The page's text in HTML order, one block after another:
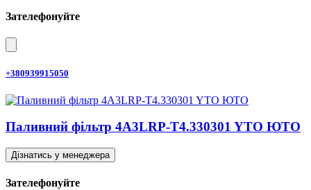
Зателефонуйте
+380939915050
Паливний фільтр 4A3LRP-T4.330301 YTO ЮТО
Дізнатись у менеджера
Зателефонуйте